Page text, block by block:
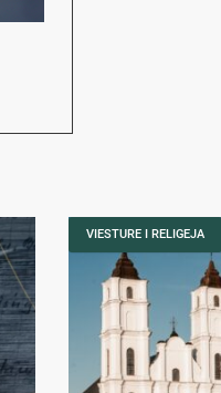
VIESTURE I RELIGEJA